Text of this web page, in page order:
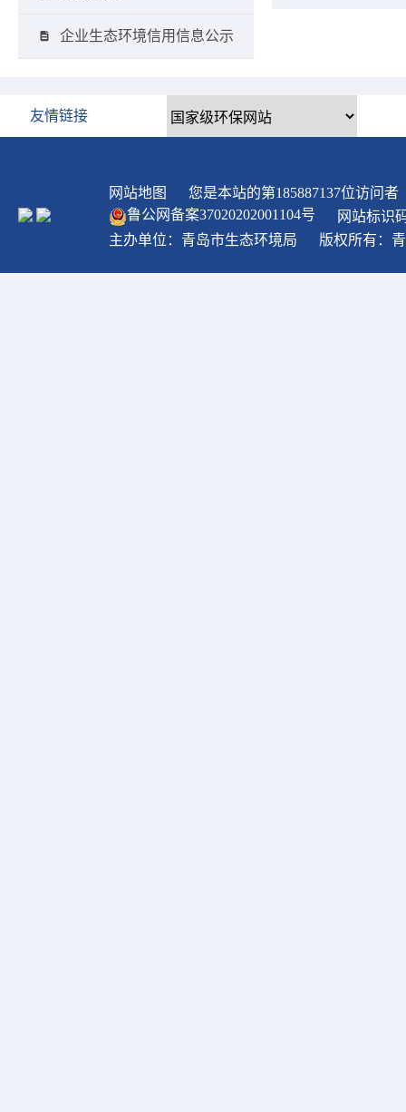
企业生态环境信用信息公示
友情链接
网站地图 您是本站的第185887137位访问者
鲁公网备案37020202001104号
网站标识
主办单位：青岛市生态环境局
版权所有：